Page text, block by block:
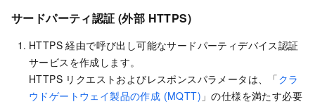
サードパーティ認証 (外部 HTTPS)
HTTPS 経由で呼び出し可能なサードパーティデバイス認証
サービスを作成します。
HTTPS リクエストおよびレスポンスパラメータは、「クラ
ウドゲートウェイ製品の作成 (MQTT) 」の仕様を満たす必要